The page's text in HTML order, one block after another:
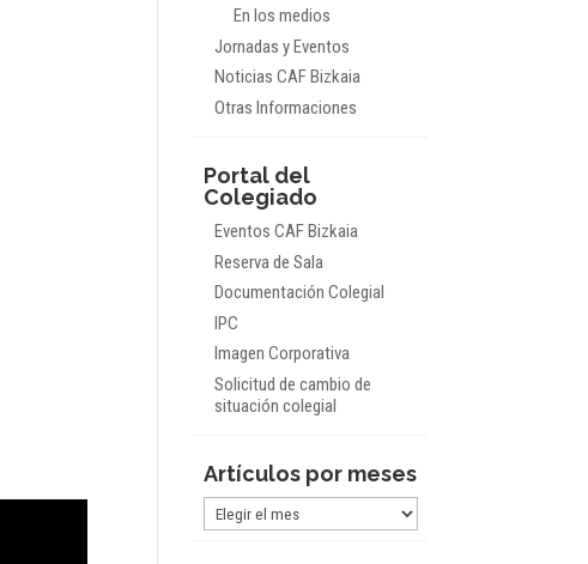
En los medios
Jornadas y Eventos
Noticias CAF Bizkaia
Otras Informaciones
Portal del
Colegiado
Eventos CAF Bizkaia
Reserva de Sala
Documentación Colegial
IPC
Imagen Corporativa
Solicitud de cambio de
situación colegial
Artículos por meses
Artículos